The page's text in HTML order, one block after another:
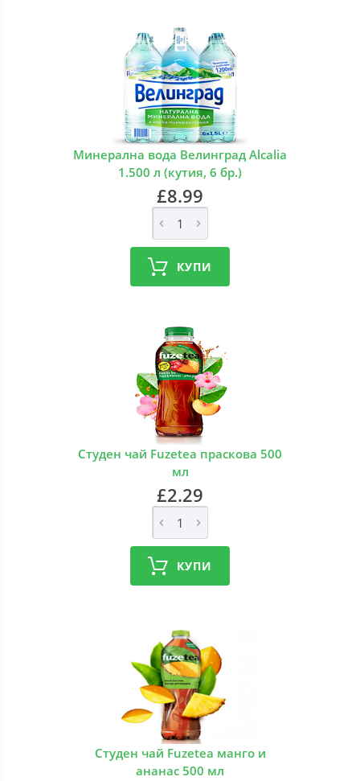
Минерална вода Велинград Alcalia
1.500 л (кутия, 6 бр.)
£8.99
КУПИ
Студен чай Fuzetea праскова 500
мл
£2.29
КУПИ
Студен чай Fuzetea манго и
ананас 500 мл